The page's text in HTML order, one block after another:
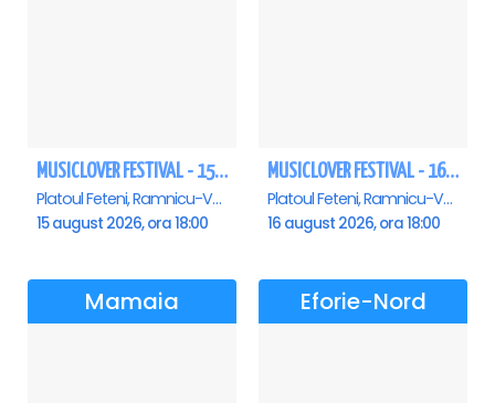
MUSICLOVER FESTIVAL - 15 AUGUST - CONNECT-R, DELIA, RON HEWITT, NICKI M, AURIKA
Platoul Feteni, Ramnicu-Valcea
15 august 2026, ora 18:00
MUSICLOVER FESTIVAL - 16 AUGUST - LEO DE LA ROSIORI SI MARCEL STEFANET & ETHNO REPUBLIC, TUDOR DEEJAY, VARER
Platoul Feteni, Ramnicu-Valcea
16 august 2026, ora 18:00
Mamaia Eforie-Nord